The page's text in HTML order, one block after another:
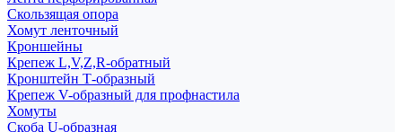
Скользящая опора
Хомут ленточный
Кроншейны
Крепеж L,V,Z,R-обратный
Кронштейн Т-образный
Крепеж V-образный для профнастила
Хомуты
Скоба U-образная